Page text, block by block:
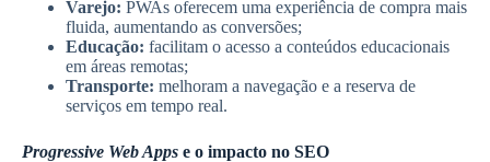
Varejo: PWAs oferecem uma experiência de compra mais
fluida, aumentando as conversões;
Educação: facilitam o acesso a conteúdos educacionais
em áreas remotas;
Transporte: melhoram a navegação e a reserva de
serviços em tempo real.
Progressive Web Apps e o impacto no SEO